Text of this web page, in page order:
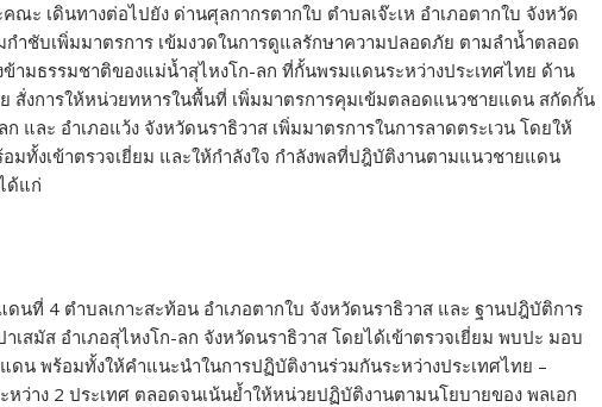
ะ เดินทางต่อไปยัง ด่านศุลกากรตากใบ ตำบลเจ๊ะเห อำเภอตากใบ จังหวัด
ำชับเพิ่มมาตรการ เข้มงวดในการดูแลรักษาความปลอดภัย ตามลำน้ำตลอด
ามธรรมชาติของแม่น้ำสุไหงโก-ลก ที่กั้นพรมแดนระหว่างประเทศไทย ด้าน
สั่งการให้หน่วยทหารในพื้นที่ เพิ่มมาตรการคุมเข้มตลอดแนวชายแดน สกัดกั้น
และ อำเภอแว้ง จังหวัดนราธิวาส เพิ่มมาตรการในการลาดตระเวน โดยให้
ทั้งเข้าตรวจเยี่ยม และให้กำลังใจ กำลังพลที่ปฎิบัติงานตามแนวชายแดน
ด้แก่
ที่ 4 ตำบลเกาะสะท้อน อำเภอตากใบ จังหวัดนราธิวาส และ ฐานปฎิบัติการ
สมัส อำเภอสุไหงโก-ลก จังหวัดนราธิวาส โดยได้เข้าตรวจเยี่ยม พบปะ มอบ
น พร้อมทั้งให้คำแนะนำในการปฏิบัติงานร่วมกันระหว่างประเทศไทย –
หว่าง 2 ประเทศ ตลอดจนเน้นย้ำให้หน่วยปฏิบัติงานตามนโยบายของ พลเอก